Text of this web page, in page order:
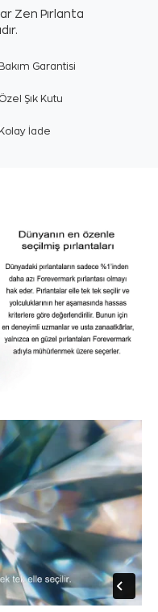
Zen Pırlanta
Bakım Garantisi
Özel Şık Kutu
Kolay İade